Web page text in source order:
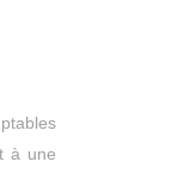
à une